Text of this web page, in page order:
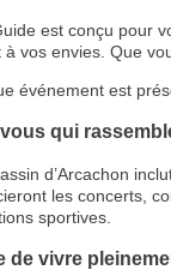
est conçu pour
vos envies. Que
événement est
qui
d’Arcachon
les concerts,
sportives.
de vivre